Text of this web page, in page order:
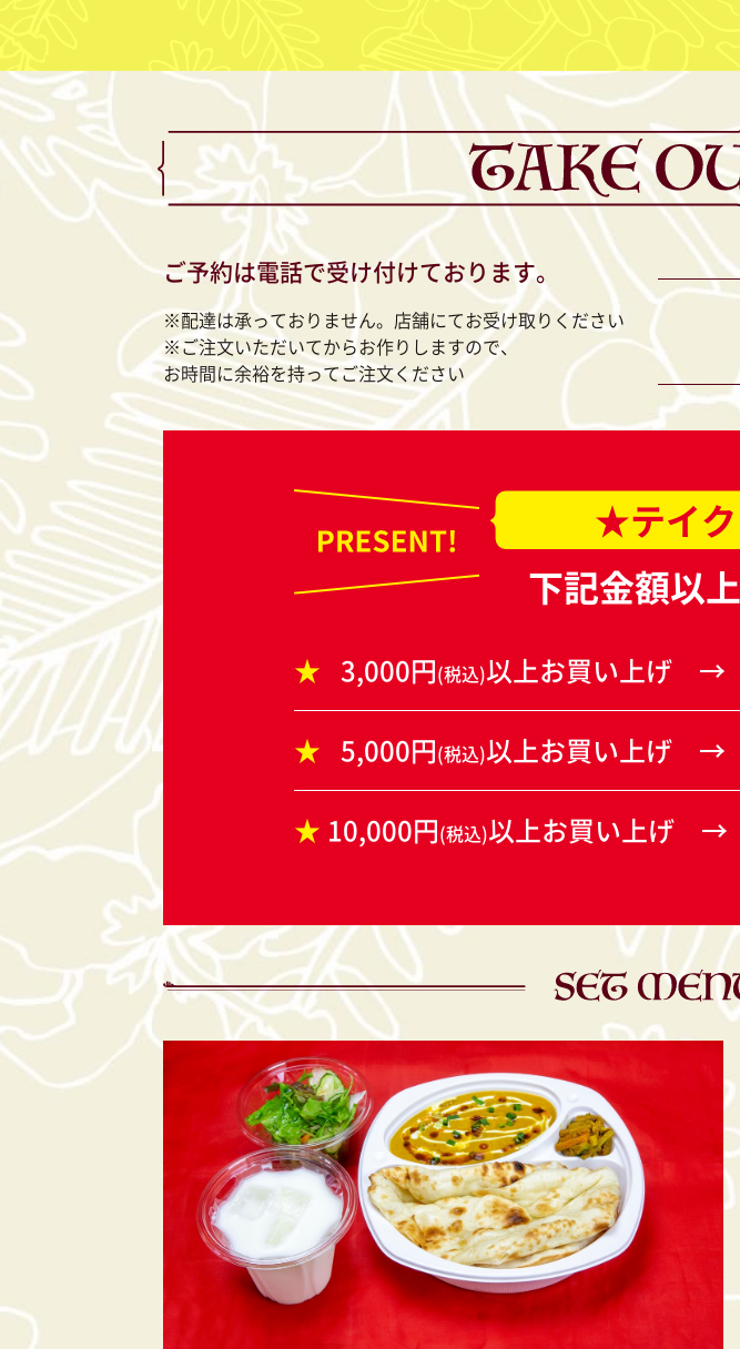
ご予約は電話で受け付けております。
※配達は承っておりません。店舗にてお受け取りください
※ご注文いただいてからお作りしますので、
お時間に余裕を持ってご注文ください
★テイ
下記金額以
3,000円(税込)以上お買い上げ
5,000円(税込)以上お買い上げ
10,000円(税込)以上お買い上げ